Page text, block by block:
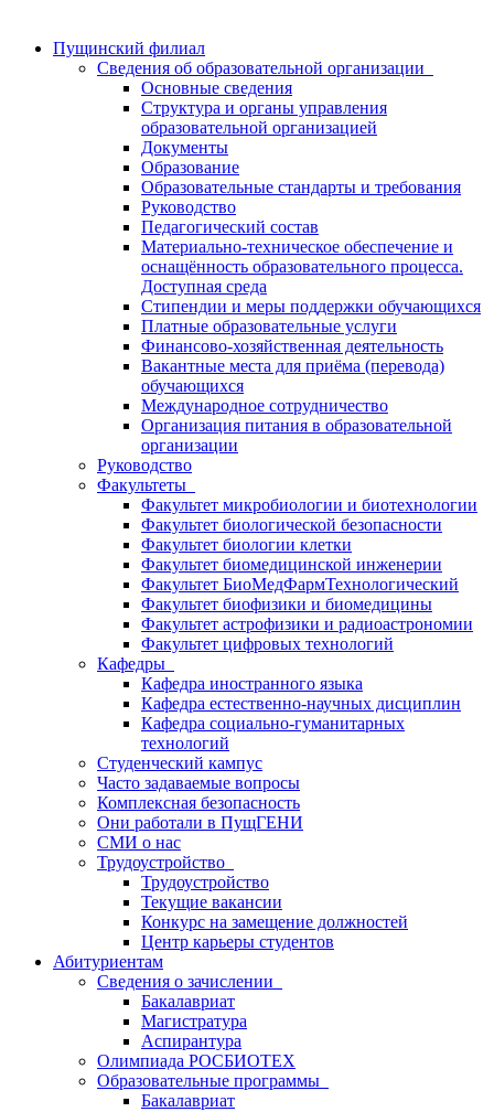
Пущинский филиал
Сведения об образовательной организации
Основные сведения
Структура и органы управления
образовательной организацией
Документы
Образование
Образовательные стандарты и требования
Руководство
Педагогический состав
Материально-техническое обеспечение и
оснащённость образовательного процесса.
Доступная среда
Стипендии и меры поддержки обучающихся
Платные образовательные услуги
Финансово-хозяйственная деятельность
Вакантные места для приёма (перевода)
обучающихся
Международное сотрудничество
Организация питания в образовательной
организации
Руководство
Факультеты
Факультет микробиологии и биотехнологии
Факультет биологической безопасности
Факультет биологии клетки
Факультет биомедицинской инженерии
Факультет БиоМедФармТехнологический
Факультет биофизики и биомедицины
Факультет астрофизики и радиоастрономии
Факультет цифровых технологий
Кафедры
Кафедра иностранного языка
Кафедра естественно-научных дисциплин
Кафедра социально-гуманитарных
технологий
Студенческий кампус
Часто задаваемые вопросы
Комплексная безопасность
Они работали в ПущГЕНИ
СМИ о нас
Трудоустройство
Трудоустройство
Текущие вакансии
Конкурс на замещение должностей
Центр карьеры студентов
Абитуриентам
Сведения о зачислении
Бакалавриат
Магистратура
Аспирантура
Олимпиада РОСБИОТЕХ
Образовательные программы
Бакалавриат